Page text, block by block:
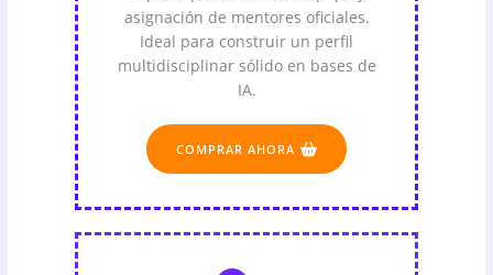
asignación de mentores oficiales.
Ideal para construir un perfil
multidisciplinar sólido en bases de
IA.
COMPRAR AHORA